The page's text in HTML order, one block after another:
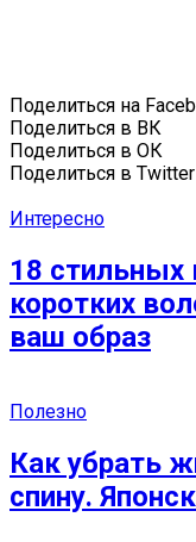
Поделиться на
Поделиться в ВК
Поделиться в ОК
Поделиться в Twitter
Интересно
18 стильных
коротких
ваш образ
Полезно
Как убрать
спину.